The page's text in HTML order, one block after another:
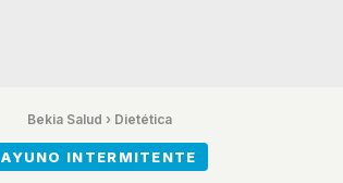
Bekia Salud › Dietética
AYUNO INTERMITENTE